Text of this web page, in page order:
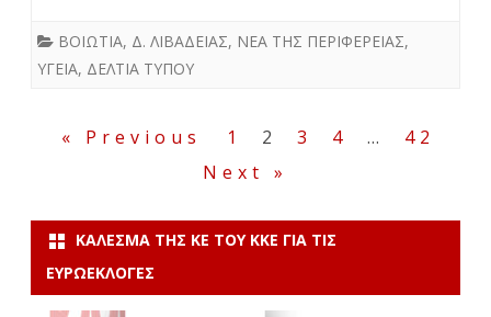
ΒΟΙΩΤΙΑ, Δ. ΛΙΒΑΔΕΙΑΣ, ΝΕΑ ΤΗΣ ΠΕΡΙΦΕΡΕΙΑΣ,
ΥΓΕΙΑ, ΔΕΛΤΙΑ ΤΥΠΟΥ
Σελιδοποίηση
« Previous 1 2 3 4 …
42
Next »
ΚΆΛΕΣΜΑ ΤΗΣ ΚΕ ΤΟΥ ΚΚΕ ΓΙΑ ΤΙΣ
ΕΥΡΩΕΚΛΟΓΈΣ